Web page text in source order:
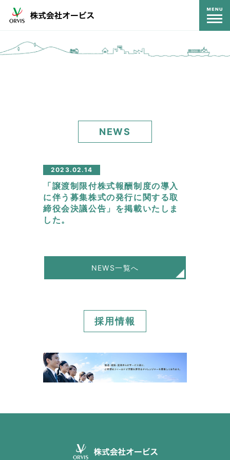
NEWS
2023.02.14
「譲渡制限付株式報酬制度の導入
に伴う募集株式の発行に関する取
締役会決議公告」を掲載いたしま
した。
NEWS一覧へ
採用情報